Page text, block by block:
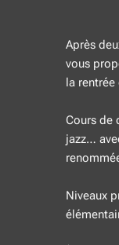
Après
vous
la
Cours de
jazz…
Niveaux